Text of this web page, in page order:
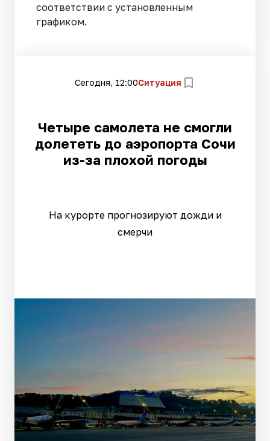
соответствии с установленным
графиком.
Сегодня, 12:00Ситуация
Четыре самолета не смогли
долететь до аэропорта Сочи
из-за плохой погоды
На курорте прогнозируют дожди и
смерчи